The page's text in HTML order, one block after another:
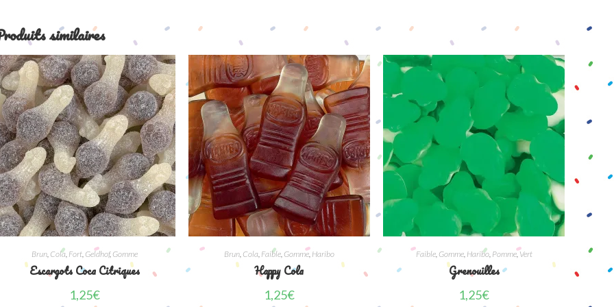
similaires
Brun, Cola, Fort, Geldhof, Gomme
Escargots Coca Citriques
1,25€
Brun, Cola, Faible, Gomme, Haribo
Happy Cola
1,25€
Faible, Gomme, Haribo, Pomme, Vert
Grenouilles
1,25€